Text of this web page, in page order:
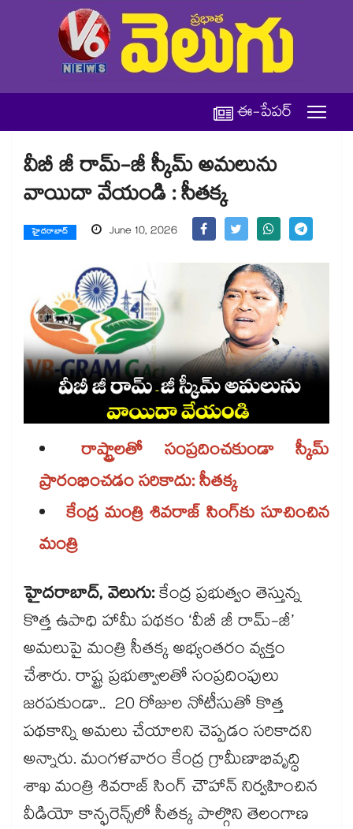
ఈ-పేపర్
వీబీ జీ రామ్-జీ స్కీమ్‌‌‌‌‌‌‌‌‌‌ అమలును
వాయిదా వేయండి : సీతక్క
హైదరాబాద్ June 10, 2026
రాష్ట్రాలతో సంప్రదించకుండా స్కీమ్‌‌‌‌‌‌‌‌
ప్రారంభించడం సరికాదు: సీతక్క
కేంద్ర మంత్రి శివ‌‌‌‌‌‌‌‌రాజ్ సింగ్‌‌‌‌‌‌‌‌కు సూచించిన
మంత్రి
హైదరాబాద్, వెలుగు:కేంద్ర ప్రభుత్వం తెస్తున్న
కొత్త ఉపాధి హామీ పథకం ‘వీబీ జీ రామ్-జీ’
అమలుపై మంత్రి సీతక్క అభ్యంతరం వ్యక్తం
చేశారు. రాష్ట్ర ప్రభుత్వాలతో సంప్రదింపులు
జరపకుండా.. 20 రోజుల నోటీసుతో కొత్త
పథకాన్ని అమలు చేయాలని చెప్పడం సరికాదని
అన్నారు. మంగళవారం కేంద్ర గ్రామీణాభివృద్ధి
శాఖ మంత్రి శివరాజ్ సింగ్ చౌహాన్ నిర్వహించిన
వీడియో కాన్ఫరెన్స్‌‌‌‌‌‌‌‌లో సీతక్క పాల్గొని తెలంగాణ